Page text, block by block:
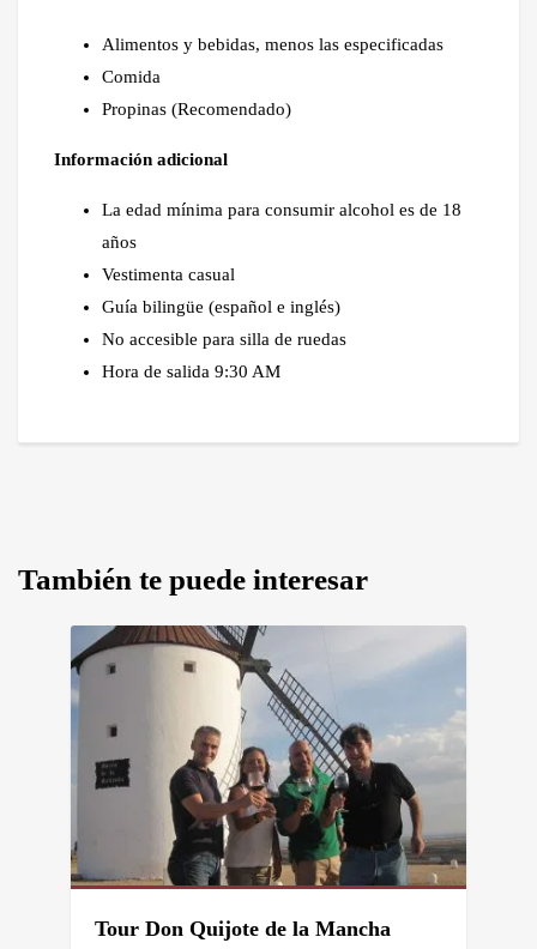
Alimentos y bebidas, menos las especificadas
Comida
Propinas (Recomendado)
Información adicional
La edad mínima para consumir alcohol es de 18
años
Vestimenta casual
Guía bilingüe (español e inglés)
No accesible para silla de ruedas
Hora de salida 9:30 AM
También te puede interesar
Tour Don Quijote de la Mancha